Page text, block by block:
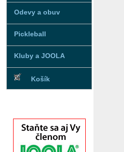
Odevy a obuv
Pickleball
Kluby a JOOLA
Košík